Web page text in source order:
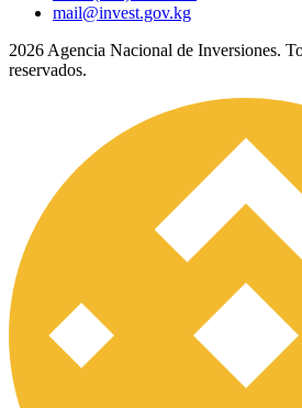
mail@invest.gov.kg
2026 Agencia Nacional de Inversiones.
reservados.